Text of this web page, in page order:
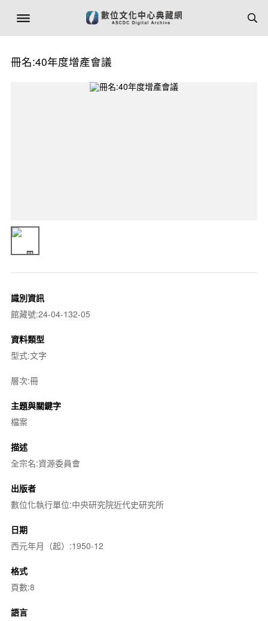
冊名:40年度增產會議
識別資訊
館藏號:24-04-132-05
資料類型
型式:文字
層次:冊
主題與關鍵字
檔案
描述
全宗名:資源委員會
出版者
數位化執行單位:中央研究院近代史研究所
日期
西元年月（起）:1950-12
格式
頁數:8
語言